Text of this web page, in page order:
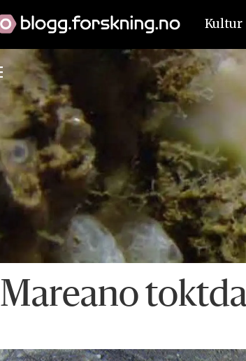
Kultur
Mareano